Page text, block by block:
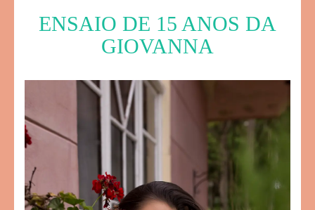
ENSAIO DE 15 ANOS DA
GIOVANNA